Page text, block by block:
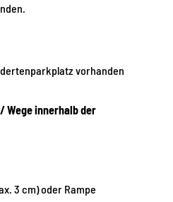
vorhanden
Wege innerhalb der
3 cm) oder Rampe